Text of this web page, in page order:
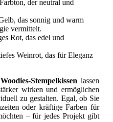
der neutral und
das sonnig und warm
vermittelt.
Rot, das edel und
Weinrot, das für Eleganz
Woodies-Stempelkissen lassen
wirken und ermöglichen
zu gestalten. Egal, ob Sie
oder kräftige Farben für
– für jedes Projekt gibt